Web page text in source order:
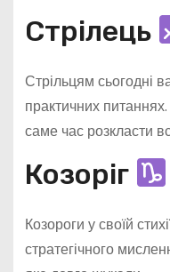
Стрілець
Стрільцям сьогодні
практичних
саме час розкласти
Козоріг
Козороги у своїй
стратегічного